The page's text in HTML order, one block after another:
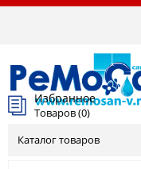
Избранное
Товаров (0)
Каталог товаров